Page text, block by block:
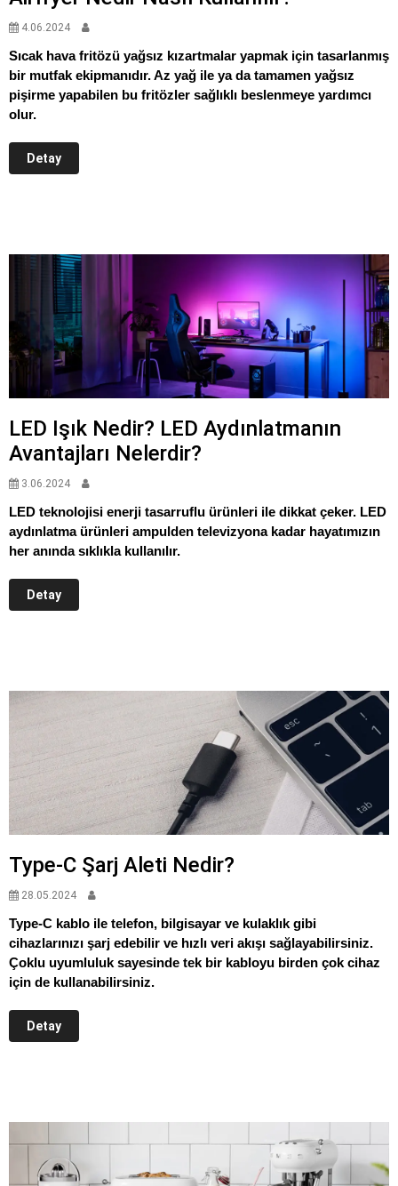
4.06.2024
Sıcak hava fritözü yağsız kızartmalar yapmak için tasarlanmış
bir mutfak ekipmanıdır. Az yağ ile ya da tamamen yağsız
pişirme yapabilen bu fritözler sağlıklı beslenmeye yardımcı
olur.
Detay
LED Işık Nedir? LED Aydınlatmanın
Avantajları Nelerdir?
3.06.2024
LED teknolojisi enerji tasarruflu ürünleri ile dikkat çeker. LED
aydınlatma ürünleri ampulden televizyona kadar hayatımızın
her anında sıklıkla kullanılır.
Detay
Type-C Şarj Aleti Nedir?
28.05.2024
Type-C kablo ile telefon, bilgisayar ve kulaklık gibi
cihazlarınızı şarj edebilir ve hızlı veri akışı sağlayabilirsiniz.
Çoklu uyumluluk sayesinde tek bir kabloyu birden çok cihaz
için de kullanabilirsiniz.
Detay